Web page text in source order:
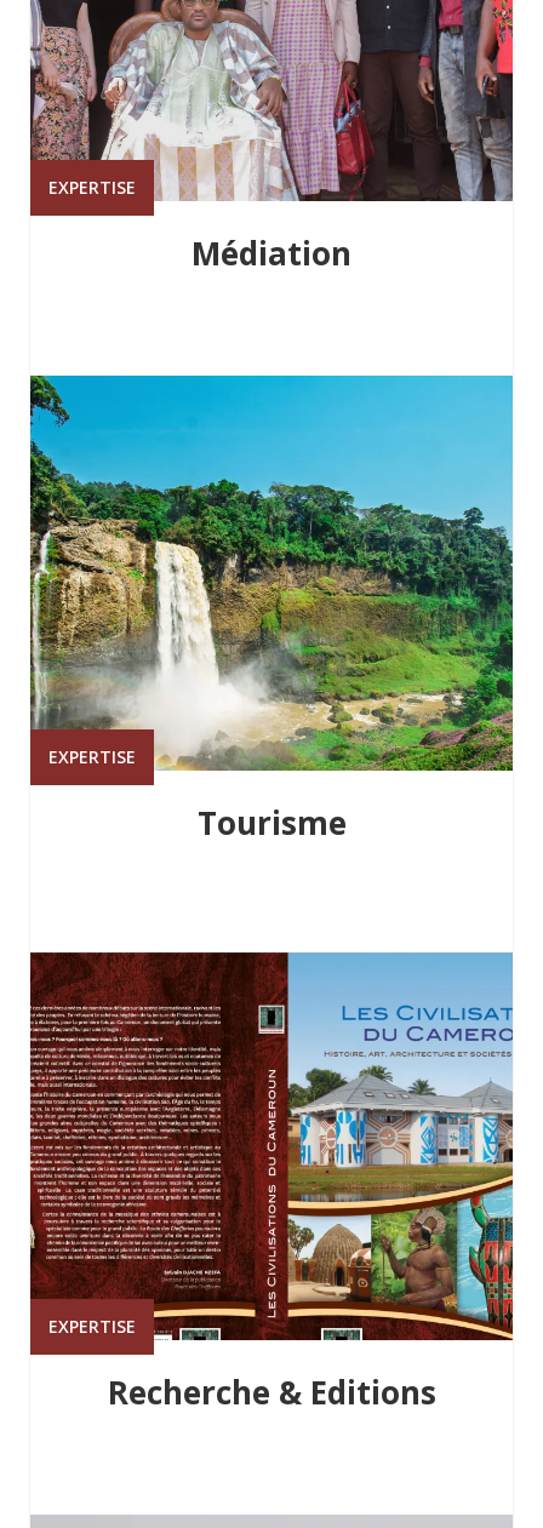
EXPERTISE
Médiation
EXPERTISE
Tourisme
EXPERTISE
Recherche & Editions